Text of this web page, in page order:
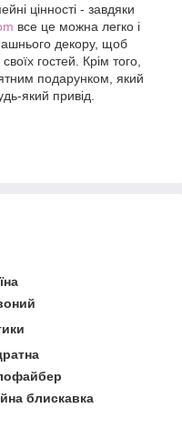
цінності - завдяки
все це можна легко і
декору, щоб
гостей. Крім того,
подарунком, який
який привід.
блискавка